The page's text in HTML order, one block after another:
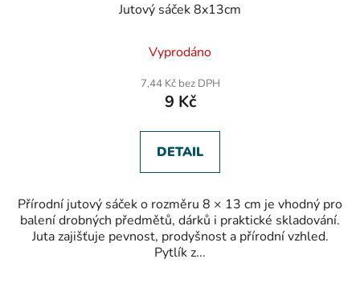
Jutový sáček 8x13cm
Vyprodáno
7,44 Kč bez DPH
9 Kč
DETAIL
Přírodní jutový sáček o rozměru 8 × 13 cm je vhodný pro
balení drobných předmětů, dárků i praktické skladování.
Juta zajišťuje pevnost, prodyšnost a přírodní vzhled.
Pytlík z...